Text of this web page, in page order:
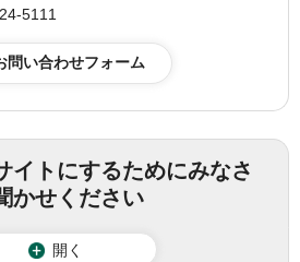
5111
イトにするためにみなさ
かせください
開く